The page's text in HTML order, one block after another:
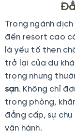
Trong ngành
đến resort cao
là yếu tố then
trở lại của du
trọng nhưng
sạn. Không chỉ
trong phòng,
đẳng cấp, sự
vận hành.